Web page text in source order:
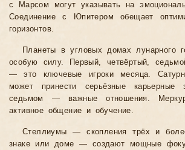
с Марсом могут указывать на
Соединение с Юпитером обещает
горизонтов.
Планеты в угловых домах лунарного
особую силу. Первый, четвёртый,
— это ключевые игроки месяца.
может принести серьёзные
седьмом — важные отношения.
активное общение и обучение.
Стеллиумы — скопления трёх и
знаке или доме — создают мощные